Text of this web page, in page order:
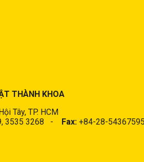
THÀNH KHOA
Tây, TP. HCM
3535 3268 - Fax: +84-28-54367595